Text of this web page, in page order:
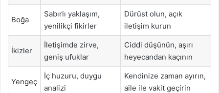
Boğa
Sabırlı yaklaşım,
yenilikçi fikirler
Dürüst olun, açık
iletişim kurun
İkizler
İletişimde zirve,
geniş ufuklar
Ciddi düşünün, aşırı
heyecandan kaçının
Yengeç
İç huzuru, duygu
analizi
Kendinize zaman ayırın,
aile ile vakit geçirin